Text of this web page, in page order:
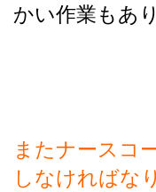
かい作業もあ
またナースコ
しなければな